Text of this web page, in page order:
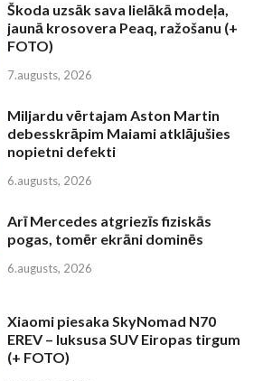
Škoda uzsāk sava lielākā modeļa,
jaunā krosovera Peaq, ražošanu (+
FOTO)
7.augusts, 2026
Miljardu vērtajam Aston Martin
debesskrāpim Maiami atklājušies
nopietni defekti
6.augusts, 2026
Arī Mercedes atgriezīs fiziskās
pogas, tomēr ekrāni dominēs
6.augusts, 2026
Xiaomi piesaka SkyNomad N70
EREV – luksusa SUV Eiropas tirgum
(+ FOTO)